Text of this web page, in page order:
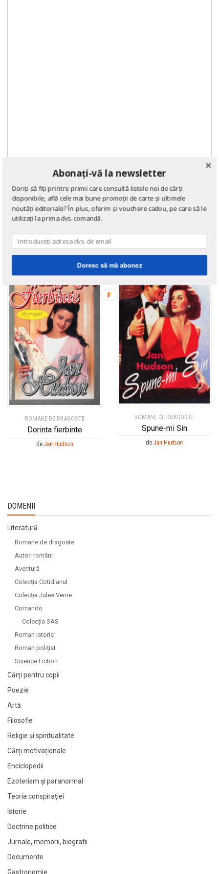
DE ACELAȘI AUTOR
→ afișează toate cărțile scrisedeJan Hudson
ROMANE DE DRAGOSTE
Dorinta fierbinte
de Jan Hudson
ROMANE DE DRAGOSTE
Spune-mi Sin
de Jan Hudson
DOMENII
Literatură
Romane de dragoste
Autori români
Aventură
Colecția Cotidianul
Colecția Jules Verne
Comando
Colecția SAS
Roman istoric
Roman polițist
Science Fiction
Cărți pentru copii
Poezie
Artă
Filosofie
Religie și spiritualitate
Cărți motivaționale
Enciclopedii
Ezoterism și paranormal
Teoria conspirației
Istorie
Doctrine politice
Jurnale, memorii, biografii
Documente
Gastronomie
Abonați-vă la newsletter
Doriți să fiți printre primii care consultă listele noi de cărți
disponibile, află cele mai bune promoții de carte și ultimele
noutăți editoriale? În plus, oferim și vouchere cadou, pe care să le
utilizați la prima dvs. comandă.
Doresc să mă abonez